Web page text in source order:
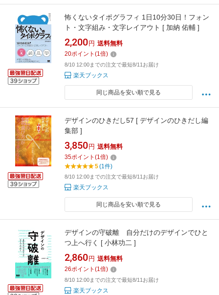
怖くないタイポグラフィ 1日10分30日！フォン
ト・文字組み・文字レイアウト [ 加納 佑輔 ]
2,200 円 送料無料
20ポイント (1倍)
8/10 12:00までの注文で最短8/11お届け
楽天ブックス
同じ商品を安い順で見る
デザインのひきだし57 [ デザインのひきだし編
集部 ]
3,850 円 送料無料
35ポイント (1倍)
5(1件)
8/10 12:00までの注文で最短8/11お届け
楽天ブックス
同じ商品を安い順で見る
デザインの守破離 自分だけのデザインでひと
つ上へ行く [ 小林功二 ]
2,860 円 送料無料
26ポイント (1倍)
8/10 12:00までの注文で最短8/11お届け
楽天ブックス